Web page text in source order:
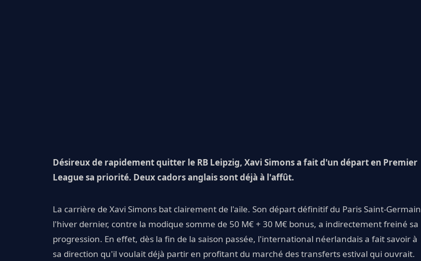
Désireux de rapidement quitter le RB Leipzig, Xavi Simons a fait d'un départ en Premier
League sa priorité. Deux cadors anglais sont déjà à l'affût.
La carrière de Xavi Simons bat clairement de l'aile. Son départ définitif du Paris Saint-Germain
l'hiver dernier, contre la modique somme de 50 M€ + 30 M€ bonus, a indirectement freiné sa
progression. En effet, dès la fin de la saison passée, l'international néerlandais a fait savoir à
sa direction qu'il voulait déjà partir en profitant du marché des transferts estival qui ouvrait.